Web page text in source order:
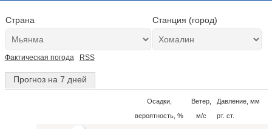
Страна Станция (город)
Фактическая погода RSS
Прогноз на 7 дней
Осадки,
вероятность, %
Ветер,
м/с
Давление, мм
рт. ст.